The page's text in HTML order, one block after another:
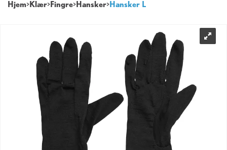
Hjem>Klær>Fingre>Hansker>Hansker L